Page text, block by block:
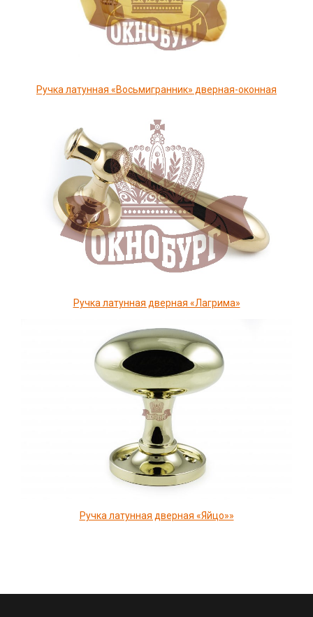
Ручка латунная «Восьмигранник» дверная-оконная
Ручка латунная дверная «Лагрима»
Ручка латунная дверная «Яйцо»»